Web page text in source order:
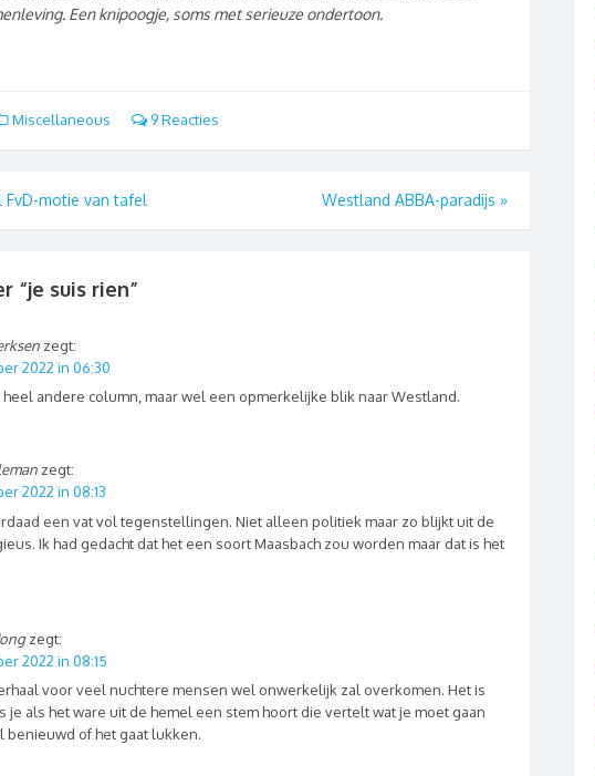
Een knipoogje, soms met serieuze ondertoon.
Miscellaneous 9 Reacties
FvD-motie van tafel Westland ABBA-paradijs »
“je suis rien”
zegt:
2022 in 06:30
andere column, maar wel een opmerkelijke blik naar Westland.
zegt:
2022 in 08:13
een vat vol tegenstellingen. Niet alleen politiek maar zo blijkt uit de
Ik had gedacht dat het een soort Maasbach zou worden maar dat is het
zegt:
2022 in 08:15
voor veel nuchtere mensen wel onwerkelijk zal overkomen. Het is
je als het ware uit de hemel een stem hoort die vertelt wat je moet gaan
benieuwd of het gaat lukken.